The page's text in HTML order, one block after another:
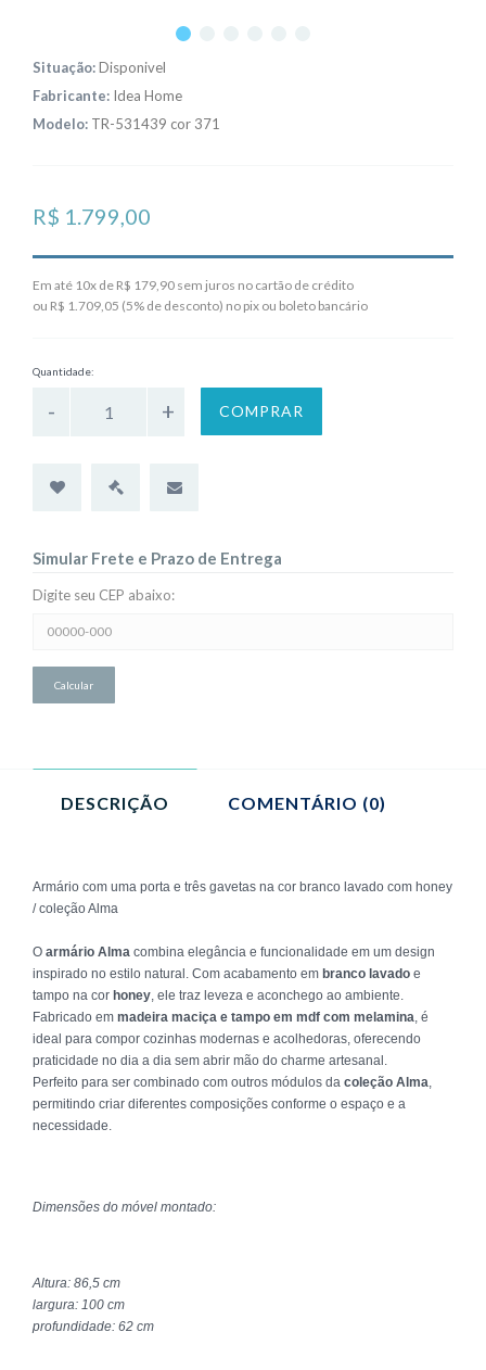
Situação:Disponivel
Fabricante: Idea Home
Modelo: TR-531439 cor 371
R$ 1.799,00
Em até 10x de R$ 179,90 sem juros no cartão de crédito
ou R$ 1.709,05 (5% de desconto) no pix ou boleto bancário
Quantidade:
COMPRAR
Simular Frete e Prazo de Entrega
Digite seu CEP abaixo:
e
Prazo
DESCRIÇÃO COMENTÁRIO (0)
Armário com uma porta e três gavetas na cor branco lavado com honey
/ coleção Alma
O armário Alma combina elegância e funcionalidade em um design
inspirado no estilo natural. Com acabamento em branco lavado e
tampo na cor honey , ele traz leveza e aconchego ao ambiente.
Fabricado em madeira maciça e tampo em mdf com melamina , é
ideal para compor cozinhas modernas e acolhedoras, oferecendo
praticidade no dia a dia sem abrir mão do charme artesanal.
Perfeito para ser combinado com outros módulos da coleção Alma
permitindo criar diferentes composições conforme o espaço e a
necessidade.
Dimensões do móvel montado:
Altura: 86,5 cm
largura: 100 cm
profundidade: 62 cm